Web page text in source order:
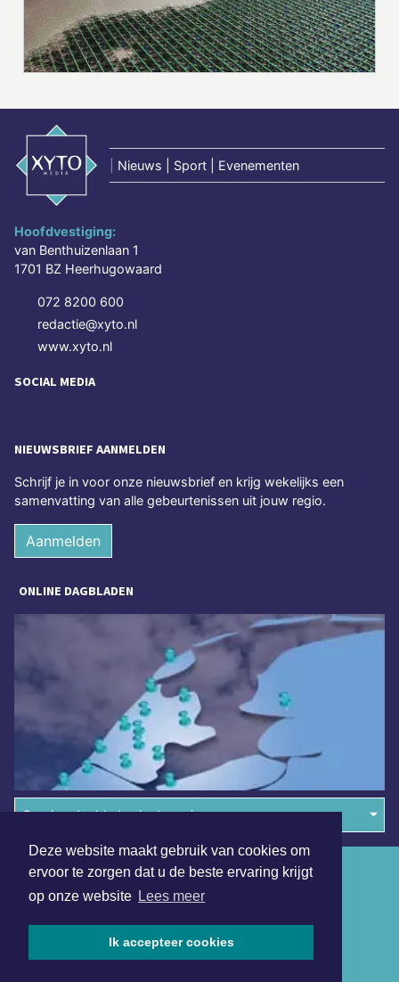
Deze website maakt gebruik van cookies om
ervoor te zorgen dat u de beste ervaring krijgt
op onze website Lees meer
Ik accepteer cookies
Nieuws | Sport | Evenementen
Hoofdvestiging:
van Benthuizenlaan 1
1701 BZ Heerhugowaard
072 8200 600
redactie@xyto.nl
www.xyto.nl
SOCIAL MEDIA
NIEUWSBRIEF AANMELDEN
Schrijf je in voor onze nieuwsbrief en krijg wekelijks een
samenvatting van alle gebeurtenissen uit jouw regio.
Aanmelden
ONLINE DAGBLADEN
Overige dagbladen in de regio
Algemene voorwaarden
Disclaimer